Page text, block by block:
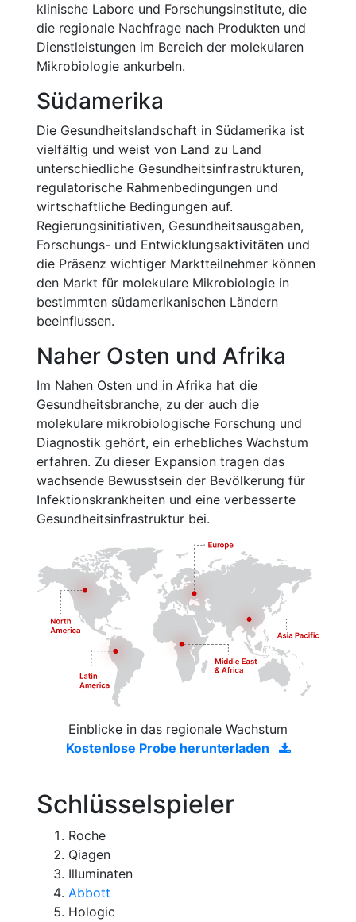
klinische Labore und Forschungsinstitute, die
die regionale Nachfrage nach Produkten und
Dienstleistungen im Bereich der molekularen
Mikrobiologie ankurbeln.
Südamerika
Die Gesundheitslandschaft in Südamerika ist
vielfältig und weist von Land zu Land
unterschiedliche Gesundheitsinfrastrukturen,
regulatorische Rahmenbedingungen und
wirtschaftliche Bedingungen auf.
Regierungsinitiativen, Gesundheitsausgaben,
Forschungs- und Entwicklungsaktivitäten und
die Präsenz wichtiger Marktteilnehmer können
den Markt für molekulare Mikrobiologie in
bestimmten südamerikanischen Ländern
beeinflussen.
Naher Osten und Afrika
Im Nahen Osten und in Afrika hat die
Gesundheitsbranche, zu der auch die
molekulare mikrobiologische Forschung und
Diagnostik gehört, ein erhebliches Wachstum
erfahren. Zu dieser Expansion tragen das
wachsende Bewusstsein der Bevölkerung für
Infektionskrankheiten und eine verbesserte
Gesundheitsinfrastruktur bei.
Einblicke in das regionale Wachstum
Kostenlose Probe herunterladen
Schlüsselspieler
Roche
Qiagen
Illuminaten
Abbott
Hologic